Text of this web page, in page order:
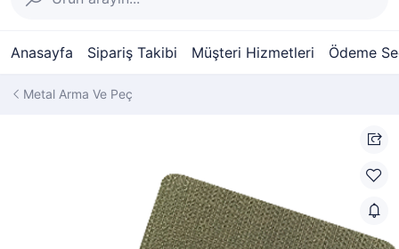
Anasayfa Sipariş Takibi Müşteri Hizmetleri Ödeme
Metal Arma Ve Peç